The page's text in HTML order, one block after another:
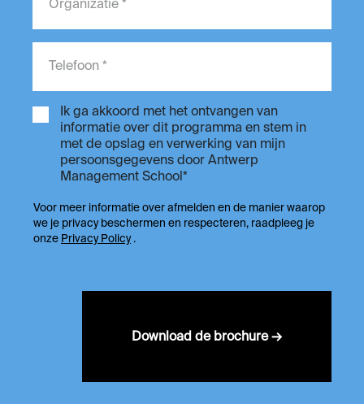
Ik ga akkoord met het ontvangen van
informatie over dit programma en stem in
met de opslag en verwerking van mijn
persoonsgegevens door Antwerp
Management School*​
Voor meer informatie over afmelden en de manier waarop
we je privacy beschermen en respecteren, raadpleeg je
onze ​​ Privacy Policy.
Download de brochure →